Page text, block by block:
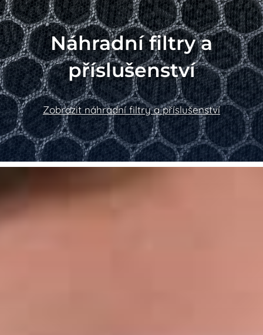
Náhradní filtry a
příslušenství
Zobrazit náhradní filtry a příslušenství